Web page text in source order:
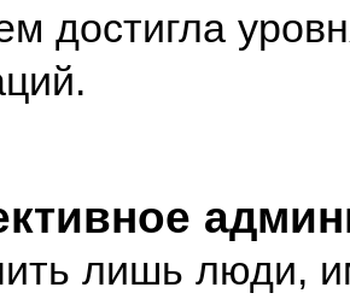
достигла
лишь люди,